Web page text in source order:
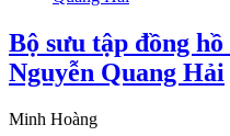
Bộ sưu tập đồng
Nguyễn Quang Hải
Minh Hoàng